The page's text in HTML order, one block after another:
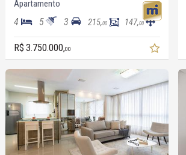
Apartamento
4 5 3 215,00 147,00
R$ 3.750.000,00